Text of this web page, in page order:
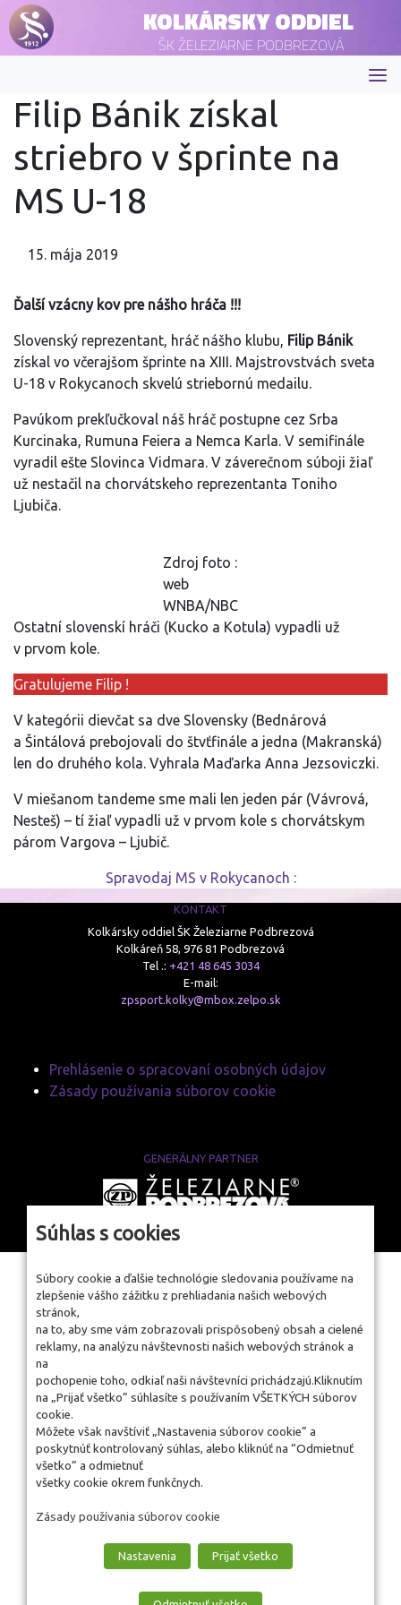
KOLKÁRSKY ODDIEL
ŠK ŽELEZIARNE PODBREZOVÁ
Filip Bánik získal
striebro v šprinte na
MS U-18
15. mája 2019
Ďalší vzácny kov pre nášho hráča !!!
Slovenský reprezentant, hráč nášho klubu, Filip Bánik
získal vo včerajšom šprinte na XIII. Majstrovstvách sveta
U-18 v Rokycanoch skvelú striebornú medailu.
Pavúkom prekľučkoval náš hráč postupne cez Srba
Kurcinaka, Rumuna Feiera a Nemca Karla. V semifinále
vyradil ešte Slovinca Vidmara. V záverečnom súboji žiaľ
už nestačil na chorvátskeho reprezentanta Toniho
Ljubiča.
Zdroj foto :
web
WNBA/NBC
Ostatní slovenskí hráči (Kucko a Kotula) vypadli už
v prvom kole.
Gratulujeme Filip !
V kategórii dievčat sa dve Slovensky (Bednárová
a Šintálová prebojovali do štvťfinále a jedna (Makranská)
len do druhého kola. Vyhrala Maďarka Anna Jezsoviczki.
V miešanom tandeme sme mali len jeden pár (Vávrová,
Nesteš) – tí žiaľ vypadli už v prvom kole s chorvátskym
párom Vargova – Ljubič.
Spravodaj MS v Rokycanoch :
KONTAKT
Kolkársky oddiel ŠK Železiarne Podbrezová
Kolkáreň 58, 976 81 Podbrezová
Tel .: +421 48 645 3034
E-mail:
zpsport.kolky@mbox.zelpo.sk
Prehlásenie o spracovaní osobných údajov
Zásady používania súborov cookie
GENERÁLNY PARTNER
www.zelpo.sk
Súhlas s cookies
Súbory cookie a ďalšie technológie sledovania používame na
zlepšenie vášho zážitku z prehliadania našich webových
stránok,
na to, aby sme vám zobrazovali prispôsobený obsah a cielené
reklamy, na analýzu návštevnosti našich webových stránok a
na
pochopenie toho, odkiaľ naši návštevníci prichádzajú.Kliknutím
na „Prijať všetko” súhlasíte s používaním VŠETKÝCH súborov
cookie.
Môžete však navštíviť „Nastavenia súborov cookie” a
poskytnúť kontrolovaný súhlas, alebo kliknúť na “Odmietnuť
všetko” a odmietnuť
všetky cookie okrem funkčnych.
Zásady používania súborov cookie
Nastavenia Prijať všetko